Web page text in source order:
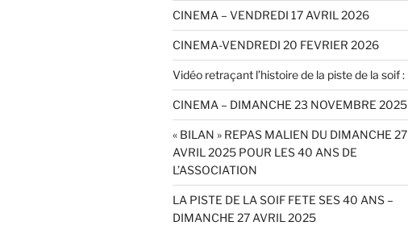
CINEMA – VENDREDI 17 AVRIL 2026
CINEMA-VENDREDI 20 FEVRIER 2026
Vidéo retraçant l’histoire de la piste de la soif :
CINEMA – DIMANCHE 23 NOVEMBRE 2025
« BILAN » REPAS MALIEN DU DIMANCHE 27
AVRIL 2025 POUR LES 40 ANS DE
L’ASSOCIATION
LA PISTE DE LA SOIF FETE SES 40 ANS –
DIMANCHE 27 AVRIL 2025